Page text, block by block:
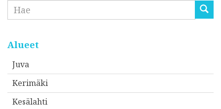
Etsi
Alueet
Juva
Kerimäki
Kesälahti